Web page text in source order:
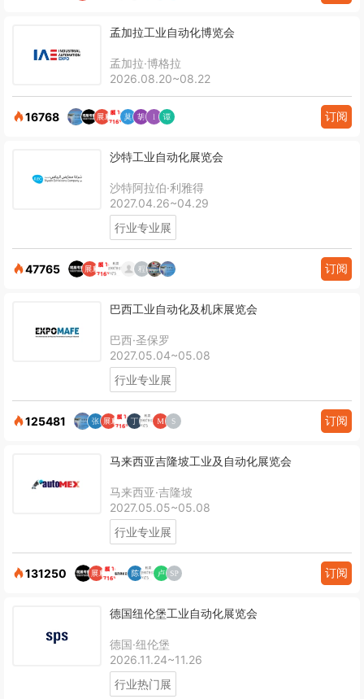
孟加拉工业自动化博览会
孟加拉·博格拉
2026.08.20~08.22
16768 订阅
沙特工业自动化展览会
沙特阿拉伯·利雅得
2027.04.26~04.29
行业专业展
47765 订阅
巴西工业自动化及机床展览会
巴西·圣保罗
2027.05.04~05.08
行业专业展
125481 订阅
马来西亚吉隆坡工业及自动化展览会
马来西亚·吉隆坡
2027.05.05~05.08
行业专业展
131250 订阅
德国纽伦堡工业自动化展览会
德国·纽伦堡
2026.11.24~11.26
行业热门展